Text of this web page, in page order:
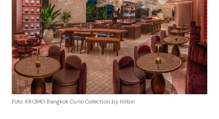
Foto: KROMO Bangkok Curio Collection by Hilton